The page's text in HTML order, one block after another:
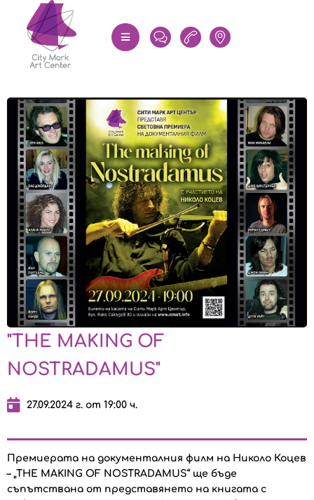
"THE MAKING OF
NOSTRADAMUS"
27.09.2024 г. от 19:00 ч.
Премиерата на документалния филм на Николо Коцев
– „THE MAKING OF NOSTRADAMUS“ ще бъде
съпътствана от представянето на книгата с